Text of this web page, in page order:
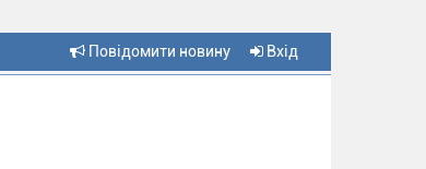
Повідомити новину Вхід